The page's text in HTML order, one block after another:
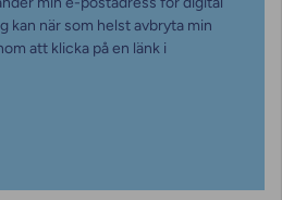
kan när som helst avbryta min
att klicka på en länk i